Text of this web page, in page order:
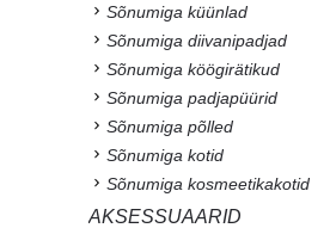
Sõnumiga küünlad
Sõnumiga diivanipadjad
Sõnumiga köögirätikud
Sõnumiga padjapüürid
Sõnumiga põlled
Sõnumiga kotid
Sõnumiga kosmeetikakotid
AKSESSUAARID